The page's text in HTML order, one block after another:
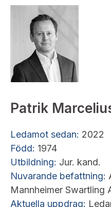
Patrik
Ledamot sedan: 2022
Född: 1974
Utbildning: Jur. kand.
Nuvarande befattning:
Mannheimer Swartling
Aktuella uppdrag: